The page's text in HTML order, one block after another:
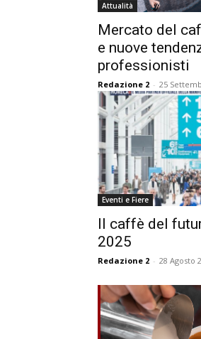
Attualità
Mercato del
e nuove
professionisti
Redazione 2 - 25
Eventi e Fiere
Il caffè del
2025
Redazione 2 - 28 Agosto